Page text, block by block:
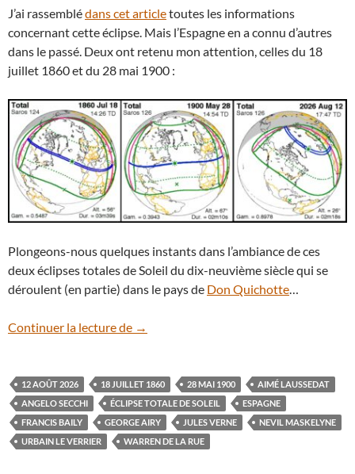
J’ai rassemblédans cet articletoutes les informations
concernant cette éclipse. Mais l’Espagne en a connu d’autres
dans le passé. Deux ont retenu mon attention, celles du 18
juillet 1860 et du 28 mai 1900 :
Plongeons-nous quelques instants dans l’ambiance de ces
deux éclipses totales de Soleil du dix-neuvième siècle qui se
déroulent (en partie) dans le pays de Don Quichotte
Continuer la lecture de 1860, 1900, 2026 : éclipses au pays de
→
12 AOÛT 2026 18 JUILLET 1860 28 MAI 1900
AIMÉ LAUSSEDAT
ANGELO SECCHI
ÉCLIPSE TOTALE DE SOLEIL
ESPAGNE
FRANCIS BAILY
GEORGE AIRY JULES VERNE
NEVIL MASKELYNE
URBAIN LE VERRIER
WARREN DE LA RUE